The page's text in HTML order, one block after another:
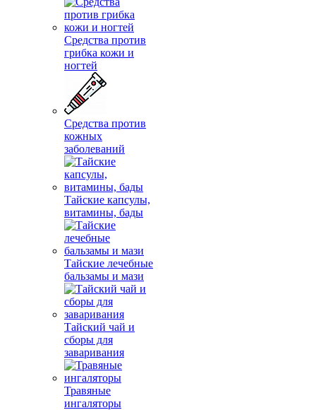
Средства против
грибка кожи и
ногтей
Средства против
кожных
заболеваний
Тайские капсулы,
витамины, бады
Тайские лечебные
бальзамы и мази
Тайский чай и
сборы для
заваривания
Травяные
ингаляторы